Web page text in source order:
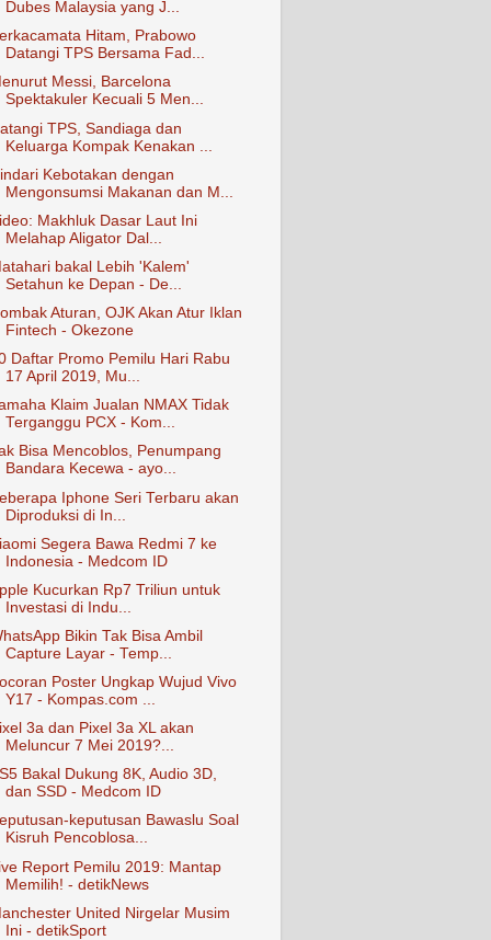
Dubes Malaysia yang J...
Hitam, Prabowo
Datangi TPS Bersama Fad...
Messi, Barcelona
Spektakuler Kecuali 5 Men...
TPS, Sandiaga dan
Keluarga Kompak Kenakan ...
Kebotakan dengan
Mengonsumsi Makanan dan M...
Makhluk Dasar Laut Ini
Melahap Aligator Dal...
bakal Lebih 'Kalem'
Setahun ke Depan - De...
Aturan, OJK Akan Atur Iklan
Fintech - Okezone
Daftar Promo Pemilu Hari Rabu
17 April 2019, Mu...
Klaim Jualan NMAX Tidak
Terganggu PCX - Kom...
Bisa Mencoblos, Penumpang
Bandara Kecewa - ayo...
Iphone Seri Terbaru akan
Diproduksi di In...
Segera Bawa Redmi 7 ke
Indonesia - Medcom ID
Kucurkan Rp7 Triliun untuk
Investasi di Indu...
Bikin Tak Bisa Ambil
Capture Layar - Temp...
Poster Ungkap Wujud Vivo
Y17 - Kompas.com ...
3a dan Pixel 3a XL akan
Meluncur 7 Mei 2019?...
Bakal Dukung 8K, Audio 3D,
dan SSD - Medcom ID
keputusan Bawaslu Soal
Kisruh Pencoblosa...
Report Pemilu 2019: Mantap
Memilih! - detikNews
United Nirgelar Musim
Ini - detikSport